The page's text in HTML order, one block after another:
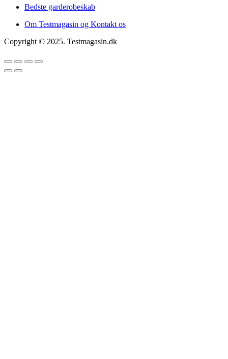
Bedste garderobeskab
Om Testmagasin og Kontakt os
Copyright © 2025. Testmagasin.dk